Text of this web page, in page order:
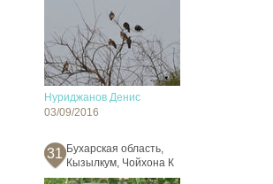
Нуриджанов Денис
03/09/2016
31 Бухарская область,
Кызылкум, Чойхона К